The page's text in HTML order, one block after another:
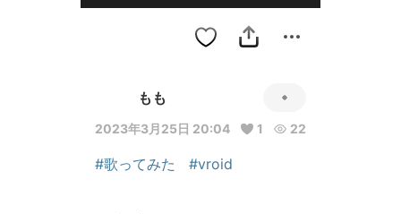
もも
2023年3月25日 20:04 1 22
#歌ってみた #vroid